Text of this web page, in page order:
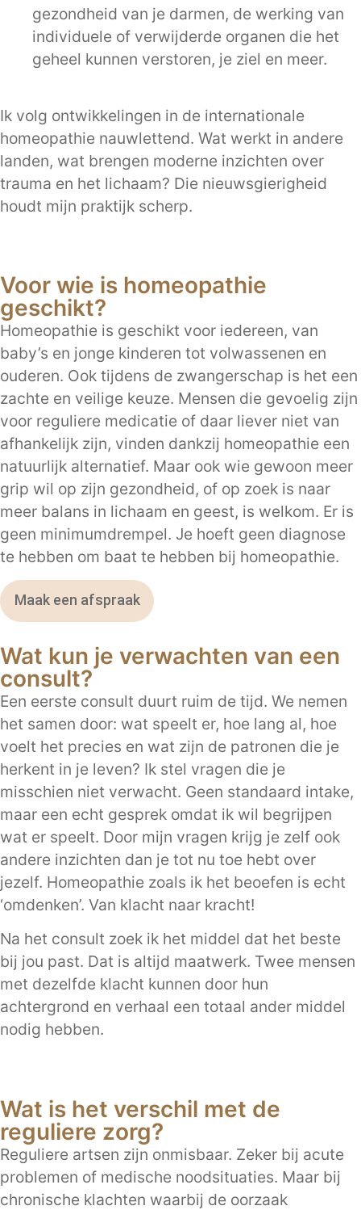
gezondheid van je darmen, de werking van
individuele of verwijderde organen die het
geheel kunnen verstoren, je ziel en meer.
Ik volg ontwikkelingen in de internationale
homeopathie nauwlettend. Wat werkt in andere
landen, wat brengen moderne inzichten over
trauma en het lichaam? Die nieuwsgierigheid
houdt mijn praktijk scherp.
Voor wie is homeopathie
geschikt?
Homeopathie is geschikt voor iedereen, van
baby’s en jonge kinderen tot volwassenen en
ouderen. Ook tijdens de zwangerschap is het een
zachte en veilige keuze. Mensen die gevoelig zijn
voor reguliere medicatie of daar liever niet van
afhankelijk zijn, vinden dankzij homeopathie een
natuurlijk alternatief. Maar ook wie gewoon meer
grip wil op zijn gezondheid, of op zoek is naar
meer balans in lichaam en geest, is welkom. Er is
geen minimumdrempel. Je hoeft geen diagnose
te hebben om baat te hebben bij homeopathie.
Maak een afspraak
Wat kun je verwachten van een
consult?
Een eerste consult duurt ruim de tijd. We nemen
het samen door: wat speelt er, hoe lang al, hoe
voelt het precies en wat zijn de patronen die je
herkent in je leven? Ik stel vragen die je
misschien niet verwacht. Geen standaard intake,
maar een echt gesprek omdat ik wil begrijpen
wat er speelt. Door mijn vragen krijg je zelf ook
andere inzichten dan je tot nu toe hebt over
jezelf. Homeopathie zoals ik het beoefen is echt
‘omdenken’. Van klacht naar kracht!
Na het consult zoek ik het middel dat het beste
bij jou past. Dat is altijd maatwerk. Twee mensen
met dezelfde klacht kunnen door hun
achtergrond en verhaal een totaal ander middel
nodig hebben.
Wat is het verschil met de
reguliere zorg?
Reguliere artsen zijn onmisbaar. Zeker bij acute
problemen of medische noodsituaties. Maar bij
chronische klachten waarbij de oorzaak